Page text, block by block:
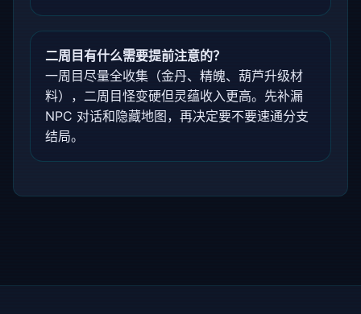
二周目有什么需要提前注意的？
一周目尽量全收集（金丹、精魄、葫芦升级材
料），二周目怪变硬但灵蕴收入更高。先补漏
NPC 对话和隐藏地图，再决定要不要速通分支
结局。